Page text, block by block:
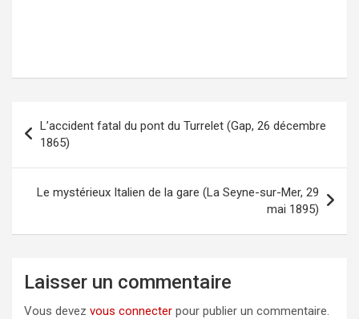
Navigation
l’article
L’accident fatal du pont du Turrelet (Gap, 26 décembre
1865)
Le mystérieux Italien de la gare (La Seyne-sur-Mer, 29
mai 1895)
Laisser un commentaire
Vous devez vous connecter pour publier un commentaire.